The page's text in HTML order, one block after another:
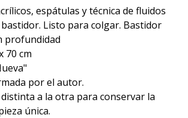
espátulas y técnica de fluidos
Listo para colgar. Bastidor
profundidad
70 cm
por el autor.
a la otra para conservar la
única.